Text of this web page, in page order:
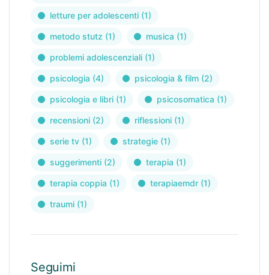
letture per adolescenti (1)
metodo stutz (1) musica (1)
problemi adolescenziali (1)
psicologia (4) psicologia & film (2)
psicologia e libri (1) psicosomatica (1)
recensioni (2) riflessioni (1)
serie tv (1) strategie (1)
suggerimenti (2) terapia (1)
terapia coppia (1) terapiaemdr (1)
traumi (1)
Seguimi